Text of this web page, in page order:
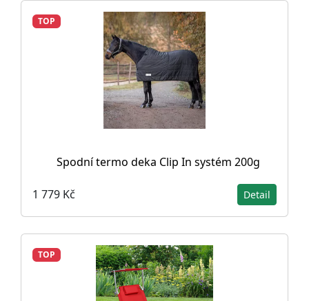
TOP
Spodní termo deka Clip In systém 200g
1 779 Kč Detail
TOP